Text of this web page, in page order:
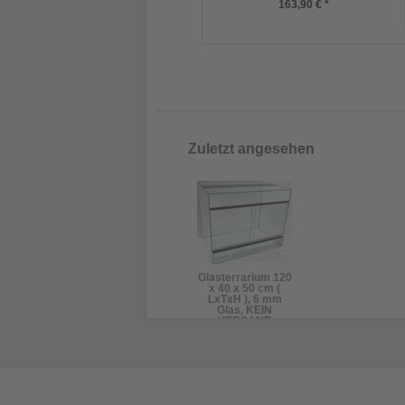
163,90 € *
Zuletzt angesehen
Glasterrarium 120
x 40 x 50 cm (
LxTxH ), 6 mm
Glas, KEIN
VERSAND